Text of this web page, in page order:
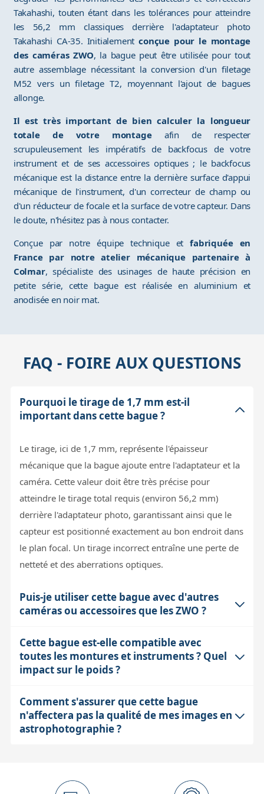
Takahashi, touten étant dans les tolérances pour atteindre
les 56,2 mm classiques derrière l'adaptateur photo
Takahashi CA-35. Initialementconçue pour le montage
des caméras ZWO, la bague peut être utilisée pour tout
autre assemblage nécessitant la conversion d'un filetage
M52 vers un filetage T2, moyennant l'ajout de bagues
allonge.
Il est très important de bien calculer la longueur
totale de votre montageafin de respecter
scrupuleusement les impératifs de backfocus de votre
instrument et de ses accessoires optiques ; le backfocus
mécanique est la distance entre la dernière surface d'appui
mécanique de l'instrument, d'un correcteur de champ ou
d'un réducteur de focale et la surface de votre capteur. Dans
le doute, n'hésitez pas à nous contacter.
Conçue par notre équipe technique etfabriquée en
France par notre atelier mécanique partenaire à
Colmar, spécialiste des usinages de haute précision en
petite série, cette bague est réalisée en aluminium et
anodisée en noir mat.
FAQ - FOIRE AUX QUESTIONS
Pourquoi le tirage de 1,7 mm est-il
important dans cette bague ?
Le tirage, ici de 1,7 mm, représente l'épaisseur
mécanique que la bague ajoute entre l'adaptateur et la
caméra. Cette valeur doit être très précise pour
atteindre le tirage total requis (environ 56,2 mm)
derrière l'adaptateur photo, garantissant ainsi que le
capteur est positionné exactement au bon endroit dans
le plan focal. Un tirage incorrect entraîne une perte de
netteté et des aberrations optiques.
Puis-je utiliser cette bague avec d'autres
caméras ou accessoires que les ZWO ?
Oui, à condition que le filetage M42x0.75 mâle
(standard T2) convienne à votre accessoire. Pour
d'autres montages, il est souvent nécessaire d'ajouter
backfocus exact exigé par votre instrument. Il est donc
essentiel de calculer précisément la longueur totale du
Cette bague est-elle compatible avec
toutes les montures et instruments ? Quel
impact sur le poids ?
Cette bague, en aluminium anodisé noir mat, ne pèse
que 21 grammes, ce qui est très léger et n’impactera
quasiment pas la charge de votre monture. Elle est
configurations compatibles mécaniquement. Son faible
Comment s'assurer que cette bague
n'affectera pas la qualité de mes images en
astrophotographie ?
votre instrument et ses accessoires (correcteurs,